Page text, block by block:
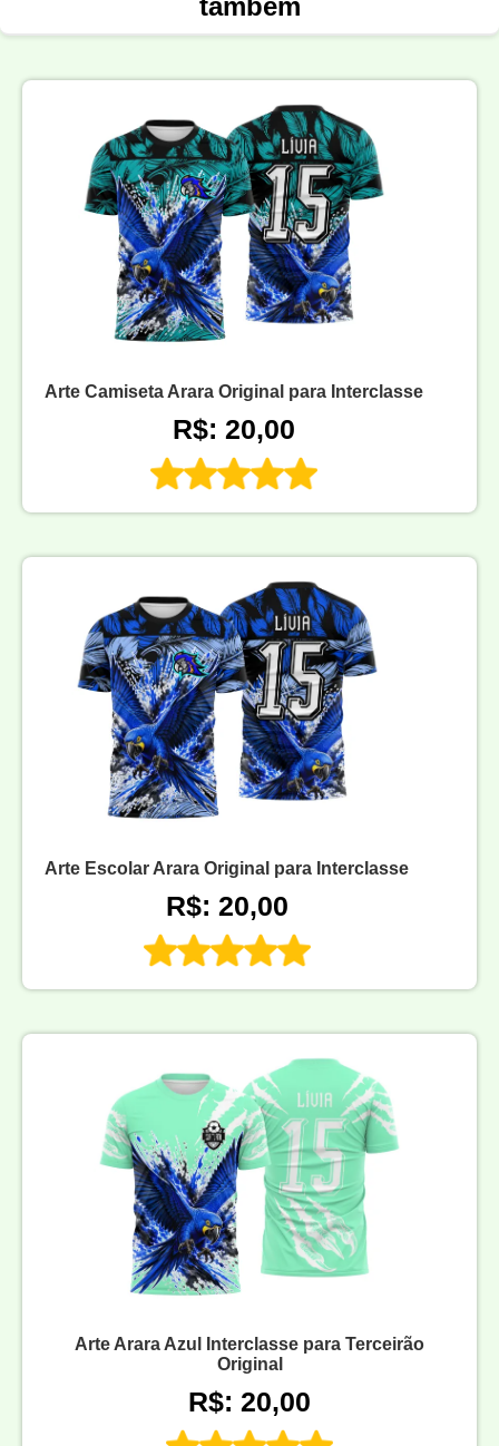
Arte Camiseta Arara Original para Interclasse
R$: 20,00
Arte Escolar Arara Original para Interclasse
R$: 20,00
Arte Arara Azul Interclasse para Terceirão
Original
R$: 20,00